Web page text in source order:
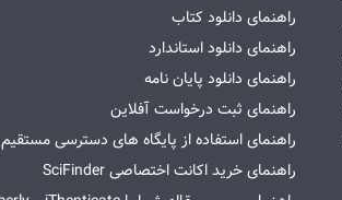
راهنمای دانلود کتاب
راهنمای دانلود استاندارد
راهنمای دانلود پایان نامه
راهنمای ثبت درخواست آفلاین
راهنمای استفاده از پایگاه های دسترسی مستقیم
راهنمای خرید اکانت اختصاصی SciFinder